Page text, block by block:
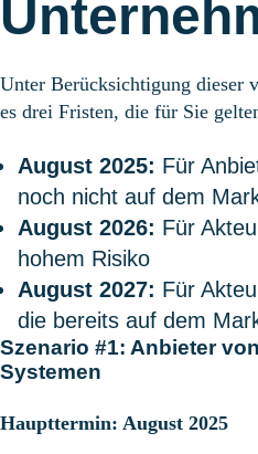
Unter Berücksichtigung dieser
es drei Fristen, die für Sie
August 2025: Für
noch nicht auf dem
August 2026: Für
hohem Risiko
August 2027: Für
die bereits auf dem
Szenario #1: Anbieter
Systemen
Haupttermin: August 2025